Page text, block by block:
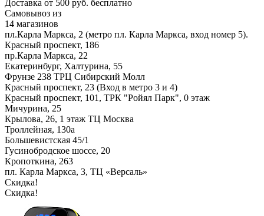
Доставка от 500 руб. бесплатно
Самовывоз из
14 магазинов
пл.Карла Маркса, 2 (метро пл. Карла Маркса, вход номер 5).
Красный проспект, 186
пр.Карла Маркса, 22
Екатеринбург, Халтурина, 55
Фрунзе 238 ТРЦ Сибирский Молл
Красный проспект, 23 (Вход в метро 3 и 4)
Красный проспект, 101, ТРК "Ройял Парк", 0 этаж
Мичурина, 25
Крылова, 26, 1 этаж ТЦ Москва
Троллейная, 130а
Большевистская 45/1
Гусинобродское шоссе, 20
Кропоткина, 263
пл. Карла Маркса, 3, ТЦ «Версаль»
Скидка!
Скидка!